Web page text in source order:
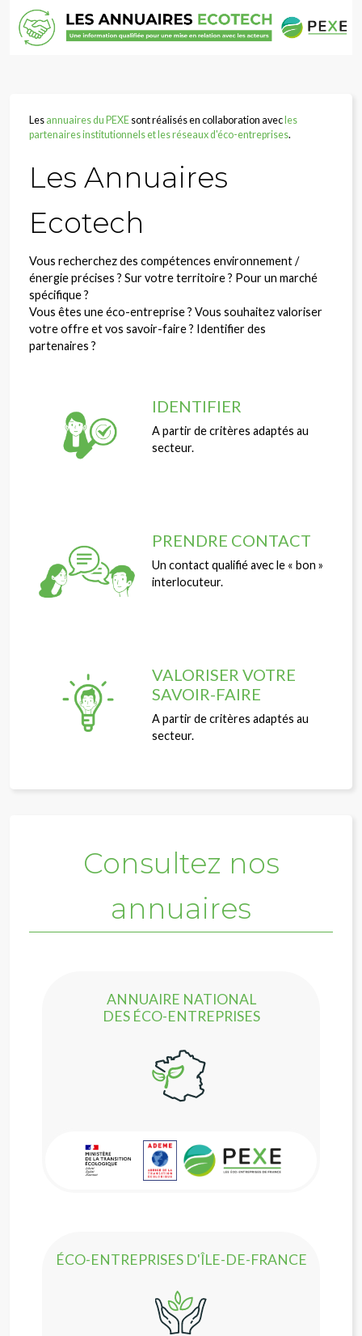
Les annuaires du PEXE sont réalisés en collaboration avecles
partenaires institutionnels et les réseaux d'éco-entreprises.
Les Annuaires
Ecotech
Vous recherchez des compétences environnement /
énergieprécises ? Sur votreterritoire ? Pour un marché
spécifique ?
Vous êtes une éco-entreprise ? Vous souhaitez valoriser
votre offre et vos savoir-faire ? Identifier des
partenaires ?
IDENTIFIER
A partir de critères adaptés au
secteur.
PRENDRE CONTACT
Un contact qualifié avec le « bon »
interlocuteur.
VALORISER VOTRE
SAVOIR-FAIRE
A partir de critères adaptés au
secteur.
Consultez nos
annuaires
ANNUAIRE NATIONAL
DES ÉCO-ENTREPRISES
ÉCO-ENTREPRISES D'ÎLE-DE-FRANCE